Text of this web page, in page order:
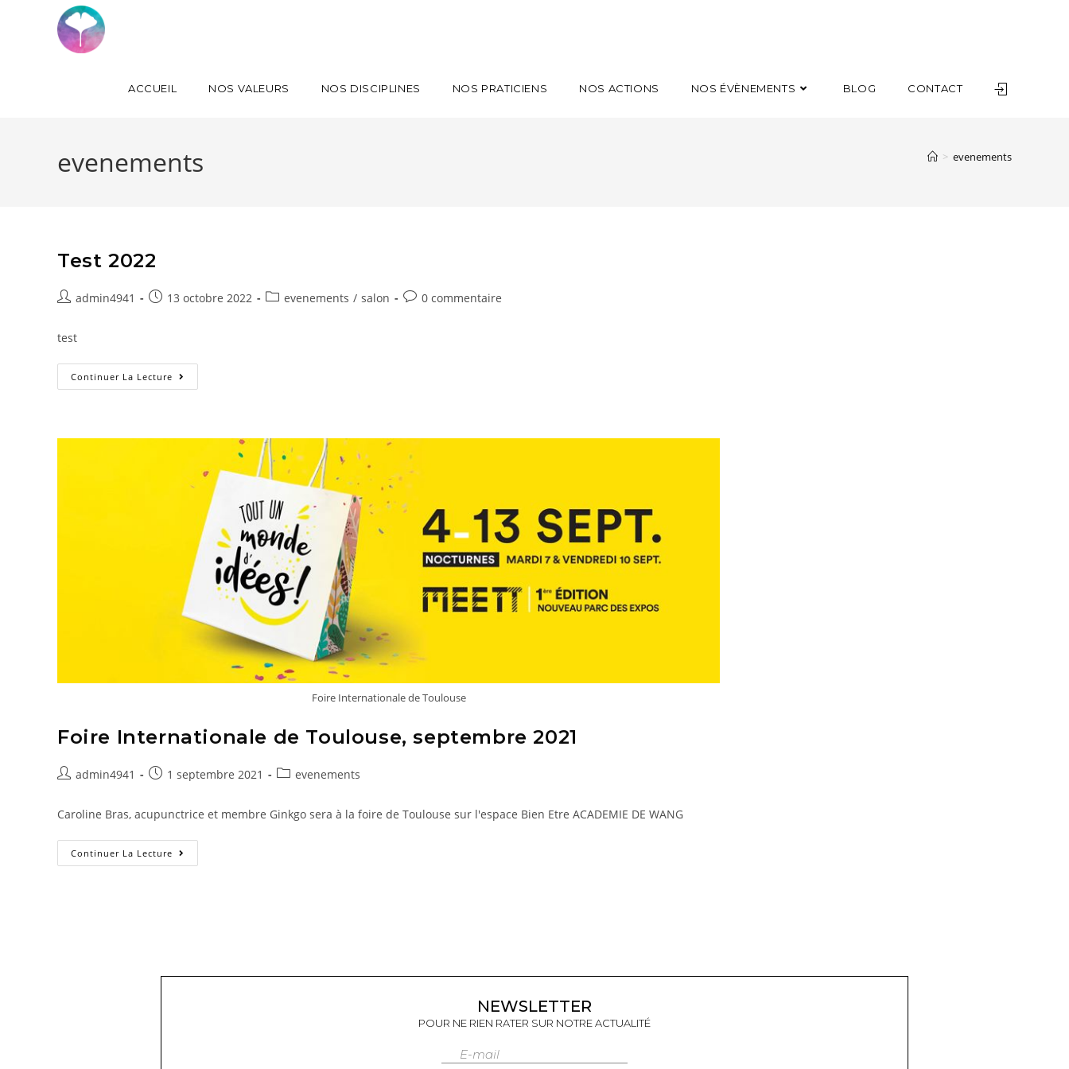
ACCUEIL NOS VALEURS NOS DISCIPLINES NOS PRATICIENS NOS ACTIONS NOS ÉVÈNEMENTS BLOG CONTACT
evenements > evenements
Test 2022
admin4941 13 octobre 2022 evenements / salon 0 commentaire
test
Continuer La Lecture
Foire Internationale de Toulouse
Foire Internationale de Toulouse, septembre 2021
admin4941 1 septembre 2021 evenements
Caroline Bras, acupunctrice et membre Ginkgo sera à la foire de Toulouse sur l'espace Bien Etre ACADEMIE DE WANG
Continuer La Lecture
NEWSLETTER
POUR NE RIEN RATER SUR NOTRE ACTUALITÉ
E-mail